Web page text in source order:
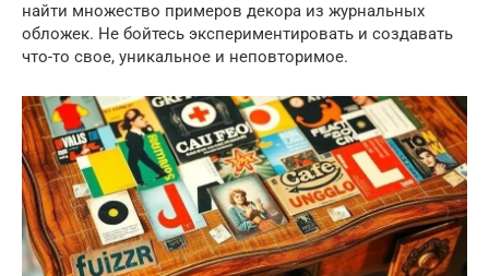
найти множество примеров декора из журнальных
обложек. Не бойтесь экспериментировать и создавать
что-то свое, уникальное и неповторимое.